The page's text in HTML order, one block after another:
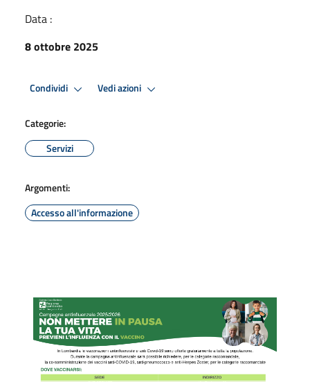
Data :
8 ottobre 2025
Condividi Vedi azioni
Categorie:
Servizi
Argomenti:
Accesso all'informazione